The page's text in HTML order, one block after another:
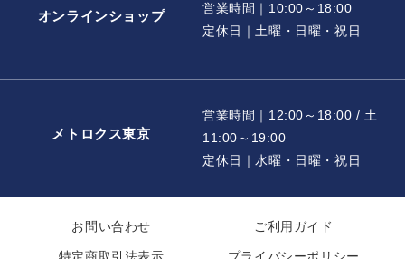
オンラインショップ
営業時間｜10:00～18:00
定休日｜土曜・日曜・祝日
メトロクス東京
営業時間｜12:00～18:00 / 土
11:00～19:00
定休日｜水曜・日曜・祝日
お問い合わせ ご利用ガイド
特定商取引法表示 プライバシーポリシー